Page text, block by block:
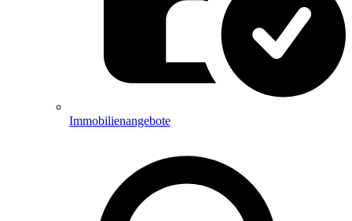
Immobilienangebote